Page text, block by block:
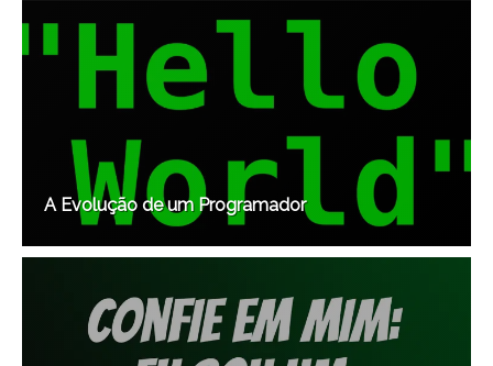
A Evolução de um Programador